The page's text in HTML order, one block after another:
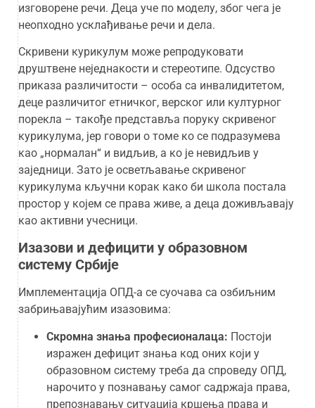
изговорене речи. Деца уче по моделу, због чега је
неопходно усклађивање речи и дела.
Скривени курикулум може репродуковати
друштвене неједнакости и стереотипе. Одсуство
приказа различитости – особа са инвалидитетом,
деце различитог етничког, верског или културног
порекла – такође представља поруку скривеног
курикулума, јер говори о томе ко се подразумева
као „нормалан“ и видљив, а ко је невидљив у
заједници. Зато је осветљавање скривеног
курикулума кључни корак како би школа постала
простор у којем се права живе, а деца доживљавају
као активни учесници.
Изазови и дефицити у образовном
систему Србије
Имплементација ОПД-а се суочава са озбиљним
забрињавајућим изазовима:
Скромна знања професионалаца: Постоји
изражен дефицит знања код оних који у
образовном систему треба да спроведу ОПД,
нарочито у познавању самог садржаја права,
препознавању ситуација кршења права и